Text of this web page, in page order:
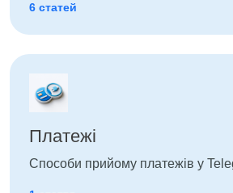
6 статей
Платежі
Способи прийому платежів у